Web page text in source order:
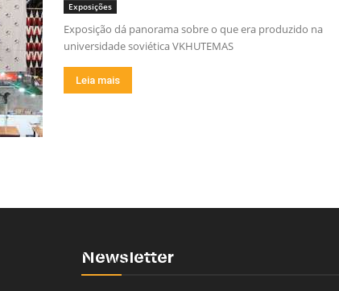
Exposições
Exposição dá panorama sobre o que era produzido na
universidade soviética VKHUTEMAS
Leia mais
Newsletter